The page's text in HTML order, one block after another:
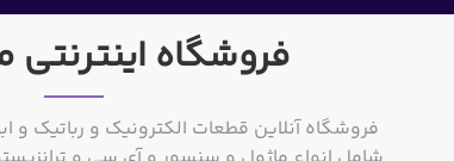
فروشگاه اینترنتی
فروشگاه آنلاین قطعات الکترونیک و رباتیک و